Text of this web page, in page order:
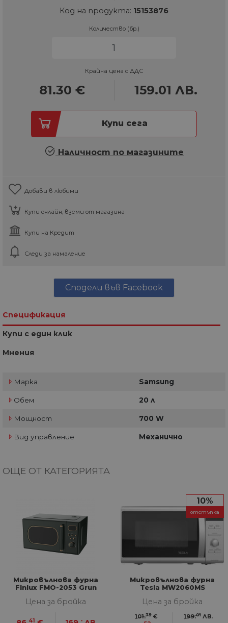
Код на продукта: 15153876
Количество (бр.)
Крайна цена с ДДС
81.30 € 159.01 ЛВ.
Купи сега
Наличност по магазините
Добави в любими
Купи онлайн, вземи от магазина
Купи на Кредит
Следи за намаление
Сподели във Facebook
Спецификация
Купи с един клик
Мнения
Марка Samsung
Обем 20 л
Мощност 700 W
Вид управление Механично
ОЩЕ ОТ КАТЕГОРИЯТА
Микровълнова фурна
Finlux FMO-2053 Grun
Цена за бройка
41 -
10%
отстъпка
Микровълнова фурна
Tesla MW2060MS
Цена за бройка
101.75 € 199.01 ЛВ.